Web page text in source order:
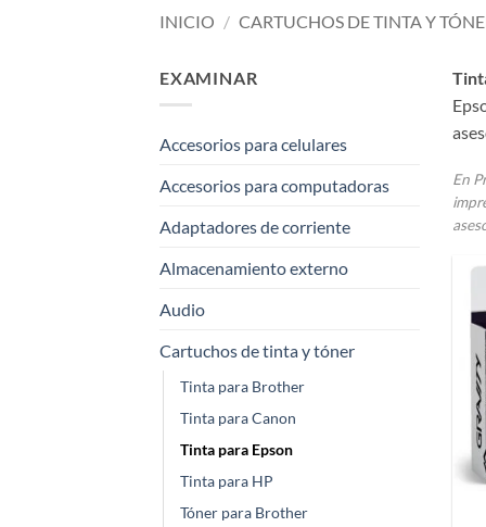
INICIO / CARTUCHOS DE TINTA Y
EXAMINAR
Accesorios para celulares
Accesorios para computadoras
Adaptadores de corriente
Almacenamiento externo
Audio
Cartuchos de tinta y tóner
Tinta para Brother
Tinta para Canon
Tinta para Epson
Tinta para HP
Tóner para Brother
En